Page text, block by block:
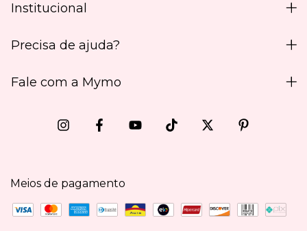
Institucional
Precisa de ajuda?
Fale com a Mymo
Meios de pagamento